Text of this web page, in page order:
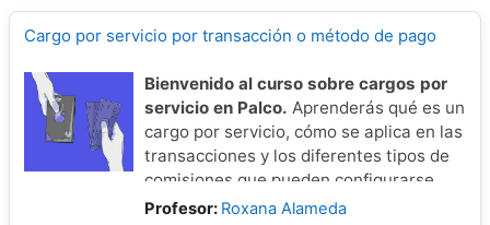
y cómo visualizar la herramienta en la
web.
Cargo por servicio por transacción o método de pago
Bienvenido al curso sobre cargos por
servicio en Palco. Aprenderás qué es un
cargo por servicio, cómo se aplica en las
transacciones y los diferentes tipos de
comisiones que pueden configurarse.
Además, conocerás cómo gestionar
Profesor: Roxana Alameda